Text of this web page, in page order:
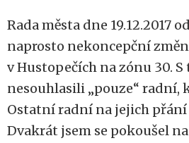
Rada města dne 19.12.2017
naprosto nekoncepční
v Hustopečích na zónu 30.
nesouhlasili „pouze“ radní,
Ostatní radní na jejich
Dvakrát jsem se pokoušel